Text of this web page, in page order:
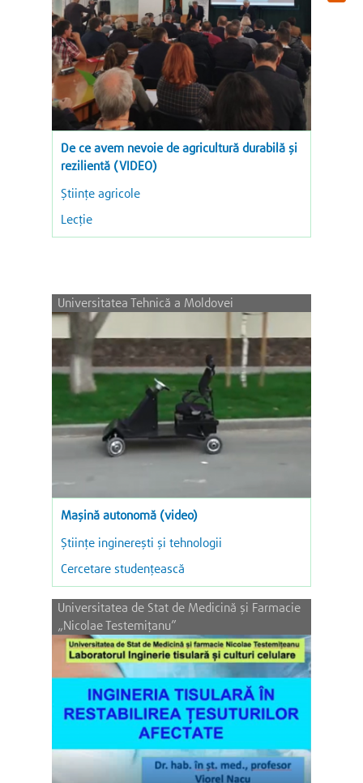
De ce avem nevoie de agricultură durabilă și
rezilientă (VIDEO)
Ştiinţe agricole
Lecție
Universitatea Tehnică a Moldovei
Mașină autonomă (video)
Ştiinţe inginereşti şi tehnologii
Cercetare studențească
Universitatea de Stat de Medicină și Farmacie
„Nicolae Testemițanu”